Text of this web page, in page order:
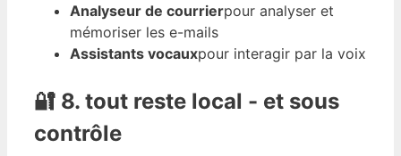
Analyseur de courrierpour analyser et
mémoriser les e-mails
Assistants vocauxpour interagir par la voix
🔐 8. tout reste local - et sous
contrôle